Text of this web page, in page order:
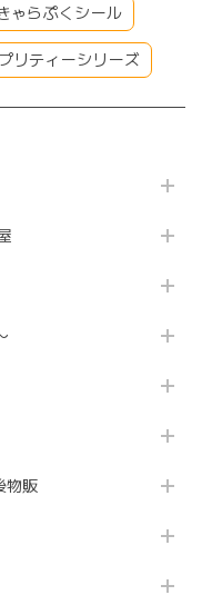
ゃらぷくシール
プリティーシリーズ
屋
物販